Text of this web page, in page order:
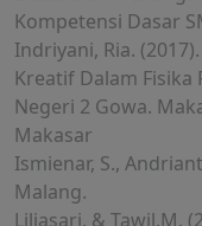
Kompetensi Dasar
Indriyani, Ria.
Kreatif Dalam Fisika
Negeri 2 Gowa.
Makasar
Ismienar, S.,
Malang.
Liliasari. & Tawil.M.